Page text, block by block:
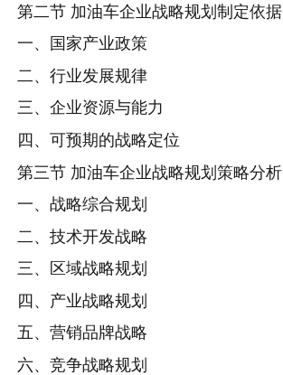
第二节 加油车企业战略规划制定依据
一、国家产业政策
二、行业发展规律
三、企业资源与能力
四、可预期的战略定位
第三节 加油车企业战略规划策略分析
一、战略综合规划
二、技术开发战略
三、区域战略规划
四、产业战略规划
五、营销品牌战略
六、竞争战略规划